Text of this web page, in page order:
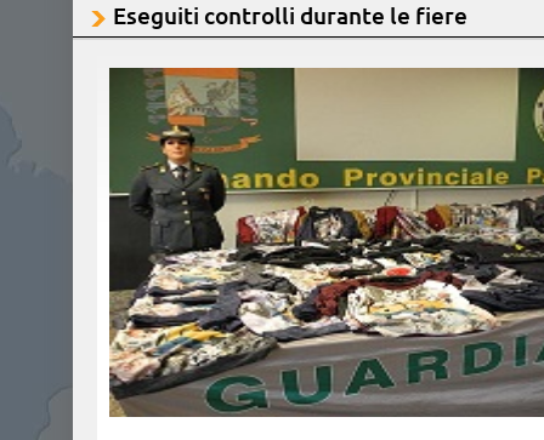
Eseguiti controlli durante le fiere